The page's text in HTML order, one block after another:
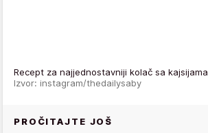
Recept za najjednostavniji kolač sa kajsijama
Izvor: instagram/thedailysaby
PROČITAJTE JOŠ